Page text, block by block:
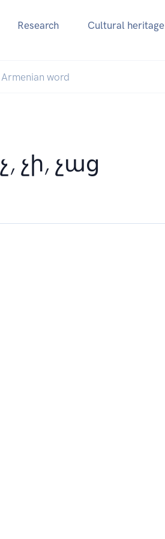
Research Cultural heritage
չի, չաց